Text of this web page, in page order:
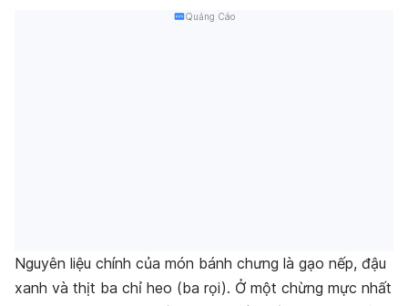
Quảng Cáo
Nguyên liệu chính của món bánh chưng là gạo nếp, đậu
xanh và thịt ba chỉ heo (ba rọi). Ở một chừng mực nhất